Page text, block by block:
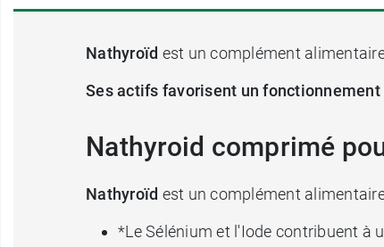
Nathyroïd est un complément
Ses actifs favorisent un
Nathyroid comprimé
Nathyroïd est un complément
*Le Sélénium et l'Iode contribuent à